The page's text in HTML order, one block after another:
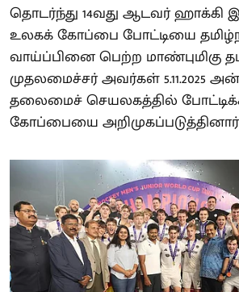
தொடர்ந்து 14வது ஆடவர்
உலகக் கோப்பை போட்டியை
வாய்ப்பினை பெற்ற மாண்புமிகு
முதலமைச்சர் அவர்கள் 5.11.2025
தலைமைச் செயலகத்தில்
கோப்பையை